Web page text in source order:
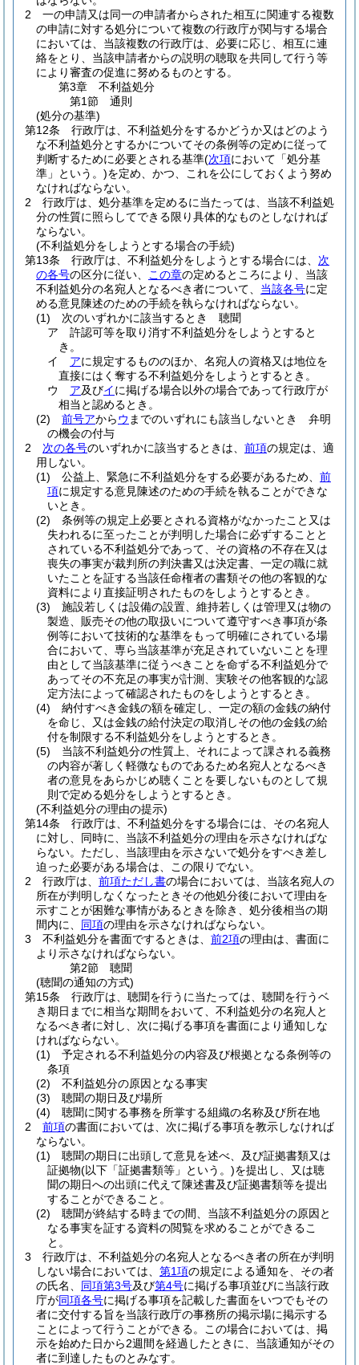
2
一の申請又は同一の申請者からされた相互に関連する複数
の申請に対する処分について複数の行政庁が関与する場合
においては、当該複数の行政庁は、必要に応じ、相互に連
絡をとり、当該申請者からの説明の聴取を共同して行う等
により審査の促進に努めるものとする。
第3章
不利益処分
第1節
通則
(処分の基準)
第12条
行政庁は、不利益処分をするかどうか又はどのよう
な不利益処分とするかについてその条例等の定めに従って
判断するために必要とされる基準(次項において「処分基
準」という。)を定め、かつ、これを公にしておくよう努め
なければならない。
2
行政庁は、処分基準を定めるに当たっては、当該不利益処
分の性質に照らしてできる限り具体的なものとしなければ
ならない。
(不利益処分をしようとする場合の手続)
第13条
行政庁は、不利益処分をしようとする場合には、 次
の各号の区分に従い、 この章の定めるところにより、当該
不利益処分の名宛人となるべき者について、 当該各号に定
める意見陳述のための手続を執らなければならない。
(1)
次のいずれかに該当するとき 聴聞
ア
許認可等を取り消す不利益処分をしようとすると
き。
イ
アに規定するもののほか、名宛人の資格又は地位を
直接にはく奪する不利益処分をしようとするとき。
ウ
ア及びイに掲げる場合以外の場合であって行政庁が
相当と認めるとき。
(2)
前号アからウ までのいずれにも該当しないとき 弁明
の機会の付与
2
次の各号のいずれかに該当するときは、 前項の規定は、適
用しない。
(1)
公益上、緊急に不利益処分をする必要があるため、 前
項に規定する意見陳述のための手続を執ることができな
いとき。
(2)
条例等の規定上必要とされる資格がなかったこと又は
失われるに至ったことが判明した場合に必ずすることと
されている不利益処分であって、その資格の不存在又は
喪失の事実が裁判所の判決書又は決定書、一定の職に就
いたことを証する当該任命権者の書類その他の客観的な
資料により直接証明されたものをしようとするとき。
(3)
施設若しくは設備の設置、維持若しくは管理又は物の
製造、販売その他の取扱いについて遵守すべき事項が条
例等において技術的な基準をもって明確にされている場
合において、専ら当該基準が充足されていないことを理
由として当該基準に従うべきことを命ずる不利益処分で
あってその不充足の事実が計測、実験その他客観的な認
定方法によって確認されたものをしようとするとき。
(4)
納付すべき金銭の額を確定し、一定の額の金銭の納付
を命じ、又は金銭の給付決定の取消しその他の金銭の給
付を制限する不利益処分をしようとするとき。
(5)
当該不利益処分の性質上、それによって課される義務
の内容が著しく軽微なものであるため名宛人となるべき
者の意見をあらかじめ聴くことを要しないものとして規
則で定める処分をしようとするとき。
(不利益処分の理由の提示)
第14条
行政庁は、不利益処分をする場合には、その名宛人
に対し、同時に、当該不利益処分の理由を示さなければな
らない。 ただし、当該理由を示さないで処分をすべき差し
迫った必要がある場合は、この限りでない。
2
行政庁は、 前項ただし書の場合においては、当該名宛人の
所在が判明しなくなったときその他処分後において理由を
示すことが困難な事情があるときを除き、処分後相当の期
間内に、 同項の理由を示さなければならない。
3
不利益処分を書面でするときは、 前2項の理由は、書面に
より示さなければならない。
第2節
聴聞
(聴聞の通知の方式)
第15条
行政庁は、聴聞を行うに当たっては、聴聞を行うベ
き期日までに相当な期間をおいて、不利益処分の名宛人と
なるべき者に対し、次に掲げる事項を書面により通知しな
ければならない。
(1)
予定される不利益処分の内容及び根拠となる条例等の
条項
(2)
不利益処分の原因となる事実
(3)
聴聞の期日及び場所
(4)
聴聞に関する事務を所掌する組織の名称及び所在地
2
前項の書面においては、次に掲げる事項を教示しなければ
ならない。
(1)
聴聞の期日に出頭して意見を述べ、及び証拠書類又は
証拠物(以下「証拠書類等」という。)を提出し、又は聴
聞の期日への出頭に代えて陳述書及び証拠書類等を提出
することができること。
(2)
聴聞が終結する時までの間、当該不利益処分の原因と
なる事実を証する資料の閲覧を求めることができるこ
と。
3
行政庁は、不利益処分の名宛人となるべき者の所在が判明
しない場合においては、 第1項の規定による通知を、その者
の氏名、 同項第3号及び第4号に掲げる事項並びに当該行政
庁が同項各号に掲げる事項を記載した書面をいつでもその
者に交付する旨を当該行政庁の事務所の掲示場に掲示する
ことによって行うことができる。
この場合においては、掲
示を始めた日から2週間を経過したときに、当該通知がその
者に到達したものとみなす。